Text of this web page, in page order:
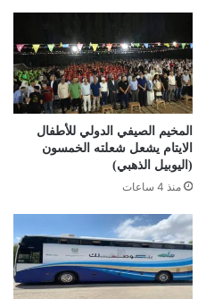
المخيم الصيفي الدولي للأطفال
الايتام يشعل شعلته الخمسون
(اليوبيل الذهبي)
منذ 4 ساعات